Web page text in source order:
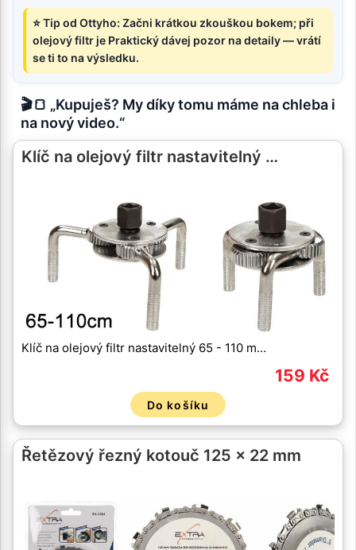
⭐ Tip od Ottyho: Začni krátkou zkouškou bokem; při
olejový filtr je Praktický dávej pozor na detaily — vrátí
se ti to na výsledku.
🎬🍞 „Kupuješ? My díky tomu máme na chleba i
na nový video.“
Klíč na olejový filtr nastavitelný …
Klíč na olejový filtr nastavitelný 65 - 110 m…
159 Kč
Do košíku
Řetězový řezný kotouč 125 x 22 mm